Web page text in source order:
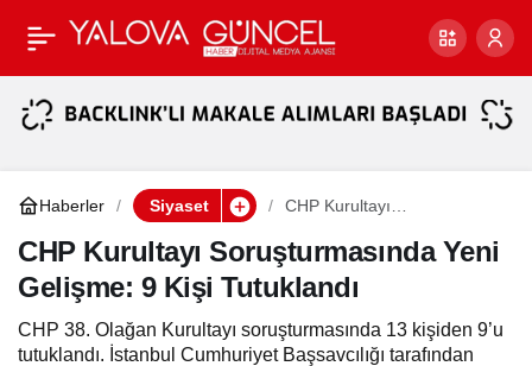
Haberler Siyaset
CHP Kurultayı
Gelişme: 9 Kişi Tutuklandı
CHP Kurultayı Soruşturmasında Yeni
Gelişme: 9 Kişi Tutuklandı
CHP 38. Olağan Kurultayı soruşturmasında 13 kişiden 9’u
tutuklandı. İstanbul Cumhuriyet Başsavcılığı tarafından
CHP Yalova’da “Mutlak
Butlan” Krizi: Özgür
Tahsin Becan’dan
Dengeli Mesaj
Paylaş